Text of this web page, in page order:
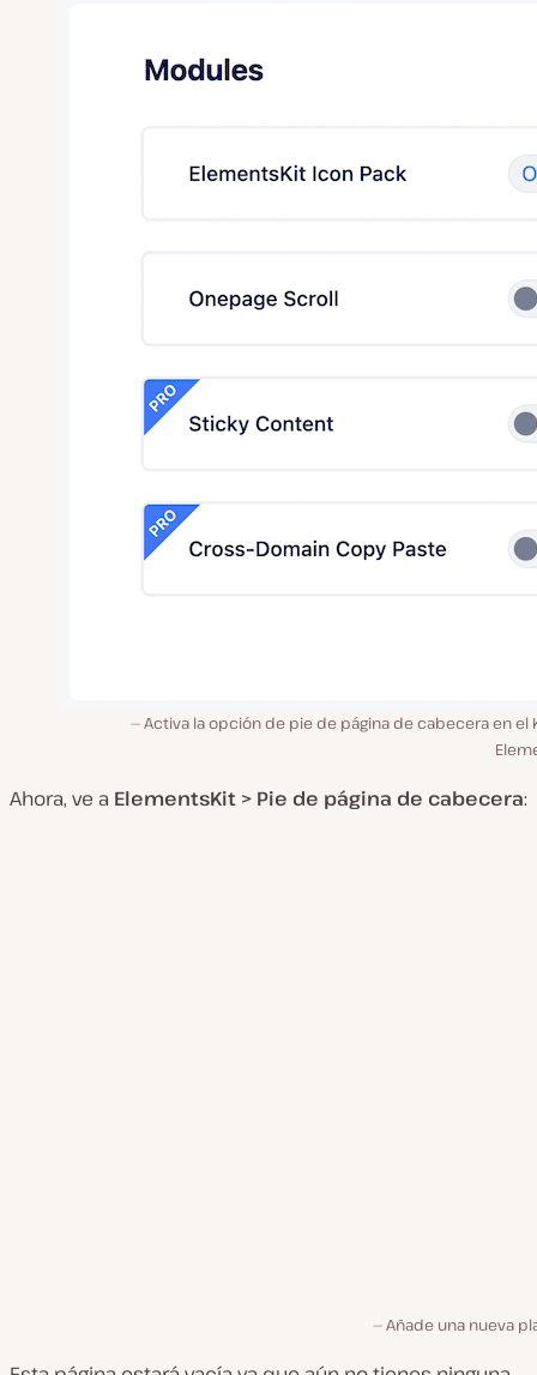
Activa la opción de pie de página de cabecera en el
Ahora, ve a ElementsKit > Pie de página de cabecera:
Añade una nueva